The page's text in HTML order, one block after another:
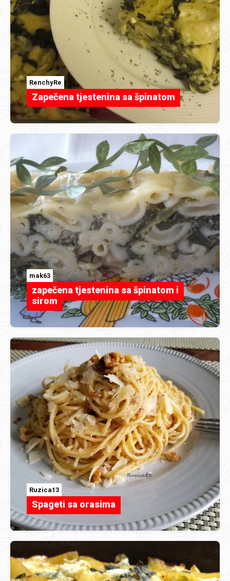
RenchyRe
Zapečena tjestenina sa špinatom
mak63
zapečena tjestenina sa špinatom i
sirom
Ruzica13
Spageti sa orasima